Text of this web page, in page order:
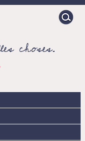
Search
for:
choses.